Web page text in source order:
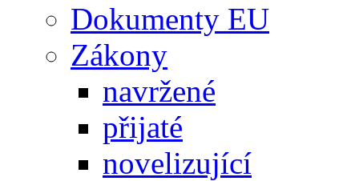
Dokumenty EU
Zákony
navržené
přijaté
novelizující